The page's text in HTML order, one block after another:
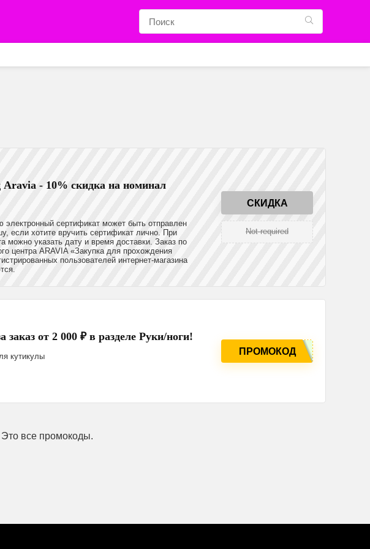
- 10% скидка на номинал
сертификат может быть отправлен
если хотите вручить сертификат лично. При
можно указать дату и время доставки. Заказ по
центра ARAVIA «Закупка для прохождения
пользователей интернет-магазина
СКИДКА
Not required
от 2 000 ₽ в разделе Руки/ноги!
кутикулы ПРОМОКОД
Это все промокоды.